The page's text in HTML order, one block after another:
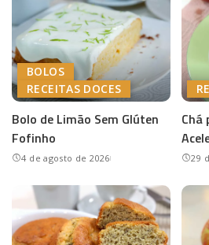
BOLOS
RECEITAS DOCES
Bolo de Limão Sem Glúten
Fofinho
4 de agosto de 2026
Chá
29